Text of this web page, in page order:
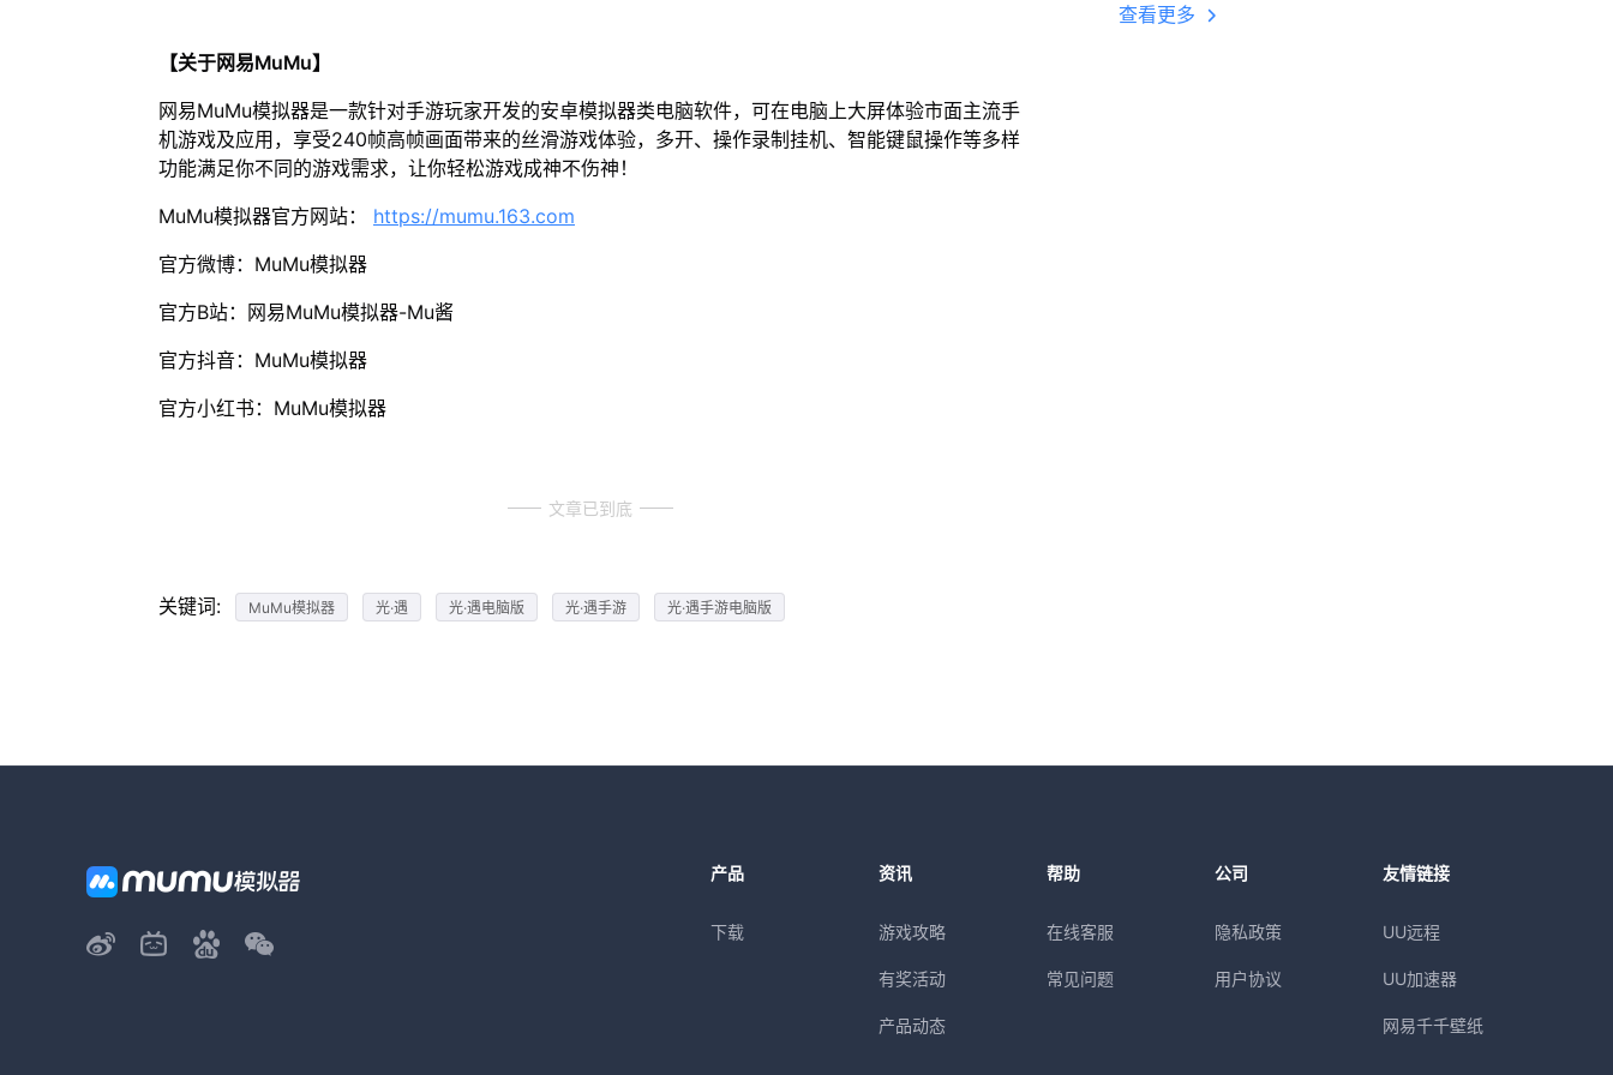
【关于网易MuMu】
网易MuMu模拟器是一款针对手游玩家开发的安卓模拟器类电脑软件，可在电脑上大屏体验市面主流手
机游戏及应用，享受240帧高帧画面带来的丝滑游戏体验，多开、操作录制挂机、智能键鼠操作等多样
功能满足你不同的游戏需求，让你轻松游戏成神不伤神！
MuMu模拟器官方网站： https://mumu.163.com
官方微博：MuMu模拟器
官方B站：网易MuMu模拟器-Mu酱
官方抖音：MuMu模拟器
官方小红书：MuMu模拟器
文章已到底
关键词: MuMu模拟器 光·遇 光·遇电脑版 光·遇手游 光·遇手游电脑版
查看更多
产品
下载
资讯
游戏攻略
有奖活动
产品动态
帮助
在线客服
常见问题
公司
隐私政策
用户协议
友情链接
UU远程
UU加速器
网易千千壁纸